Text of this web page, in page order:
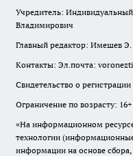
Учредитель:
Владимирович
Главный редактор: Имешев
Контакты: Эл.почта:
Свидетельство о
Ограничение по возрасту: 16+
«На информационном
технологии
информации на основе